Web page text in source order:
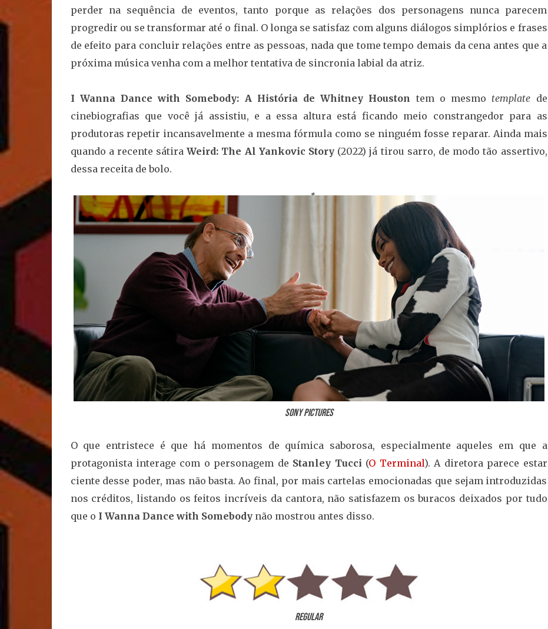
perder na sequência de eventos, tanto porque as relações dos personagens nunca parecem
progredir ou se transformar até o final. O longa se satisfaz com alguns diálogos simplórios e frases
de efeito para concluir relações entre as pessoas, nada que tome tempo demais da cena antes que a
próxima música venha com a melhor tentativa de sincronia labial da atriz.
I Wanna Dance with Somebody: A História de Whitney Houston tem o mesmo template de
cinebiografias que você já assistiu, e a essa altura está ficando meio constrangedor para as
produtoras repetir incansavelmente a mesma fórmula como se ninguém fosse reparar. Ainda mais
quando a recente sátiraWeird: The Al Yankovic Story (2022) já tirou sarro, de modo tão assertivo,
dessa receita de bolo.
Sony Pictures
O que entristece é que há momentos de química saborosa, especialmente aqueles em que a
protagonista interage com o personagem de Stanley Tucci (O Terminal). A diretora parece estar
ciente desse poder, mas não basta. Ao final, por mais cartelas emocionadas que sejam introduzidas
nos créditos, listando os feitos incríveis da cantora, não satisfazem os buracos deixados por tudo
que o I Wanna Dance with Somebodynão mostrou antes disso.
Regular